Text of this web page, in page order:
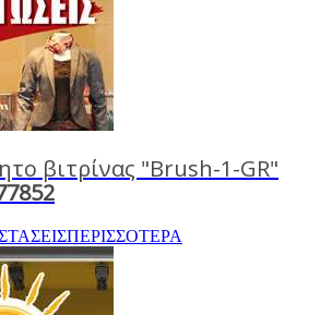
βιτρίνας "Brush-1-GR"
ΠΕΡΙΣΣΟΤΕΡΑ